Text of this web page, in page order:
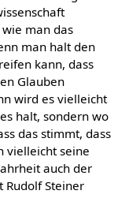
man das
man halt den
kann, dass
Glauben
wird es vielleicht
halt, sondern wo
das stimmt, dass
vielleicht seine
auch der
Rudolf Steiner